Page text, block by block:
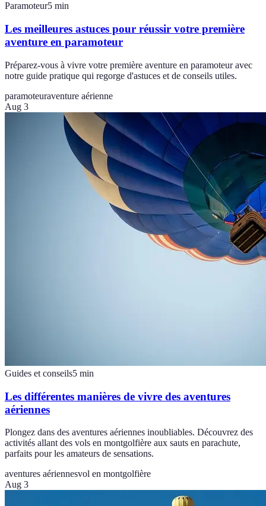
Paramoteur5 min
Les meilleures astuces pour réussir votre première
aventure en paramoteur
Préparez-vous à vivre votre première aventure en paramoteur avec
notre guide pratique qui regorge d'astuces et de conseils utiles.
paramoteuraventure aérienne
Aug 3
Guides et conseils5 min
Les différentes manières de vivre des aventures
aériennes
Plongez dans des aventures aériennes inoubliables. Découvrez des
activités allant des vols en montgolfière aux sauts en parachute,
parfaits pour les amateurs de sensations.
aventures aériennesvol en montgolfière
Aug 3